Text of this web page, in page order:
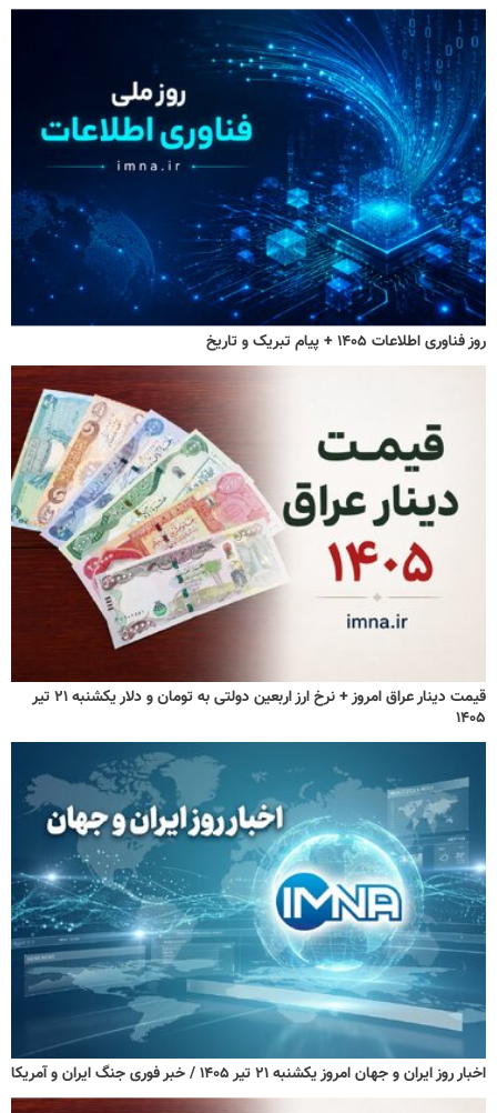
روز فناوری اطلاعات ۱۴۰۵ + پیام تبریک و تاریخ
قیمت دینار عراق امروز + نرخ ارز اربعین دولتی به تومان و دلار یکشنبه ۲۱ تیر
۱۴۰۵
اخبار روز ایران و جهان امروز یکشنبه ۲۱ تیر ۱۴۰۵ / خبر فوری جنگ ایران و آمریکا